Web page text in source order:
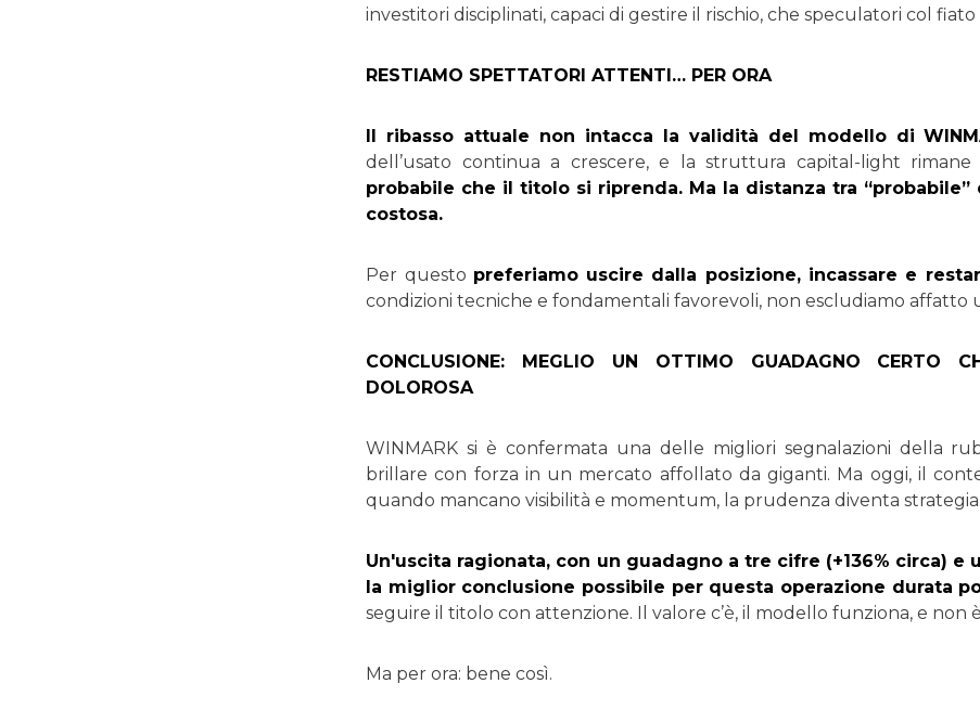
investitori disciplinati, capaci di gestire il rischio, che speculatori col fiato
RESTIAMO SPETTATORI ATTENTI… PER ORA
Il ribasso attuale non intacca la validità del modello di
dell’usato continua a crescere, e la struttura capital-light rimane
probabile che il titolo si riprenda. Ma la distanza tra
costosa.
Per questo preferiamo uscire dalla posizione, incassare e
condizioni tecniche e fondamentali favorevoli, non escludiamo
CONCLUSIONE: MEGLIO UN OTTIMO GUADAGNO CERTO
DOLOROSA
WINMARK si è confermata una delle migliori segnalazioni della
brillare con forza in un mercato affollato da giganti. Ma oggi, il
quando mancano visibilità e momentum, la prudenza diventa strategia.
Un'uscita ragionata, con un guadagno a tre cifre (+136% circa)
la miglior conclusione possibile per questa operazione durata
seguire il titolo con attenzione. Il valore c’è, il modello funziona, e
Ma per ora: bene così.